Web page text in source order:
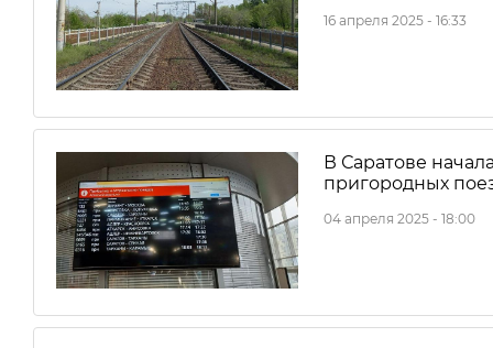
16 апреля 2025 - 16:33
В Саратове
пригородных
04 апреля 2025 - 18:00